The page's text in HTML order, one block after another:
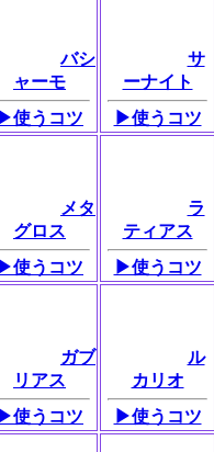
バシ
ャーモ
▶使うコツ
サ
ーナイト
▶使うコツ
メタ
グロス
▶使うコツ
ラ
ティアス
▶使うコツ
ガブ
リアス
▶使うコツ
ル
カリオ
▶使うコツ